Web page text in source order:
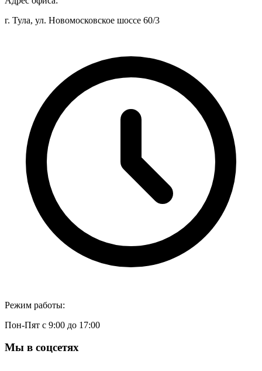
г. Тула, ул. Новомосковское шоссе 60/3
Режим работы:
Пон-Пят с 9:00 до 17:00
Мы в соцсетях